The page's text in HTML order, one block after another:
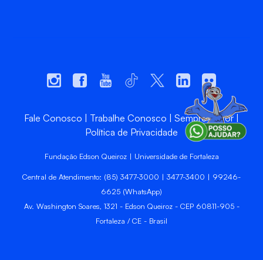
Fale Conosco Trabalhe Conosco
Sempre Unifor
Política de Privacidade
Fundação Edson Queiroz | Universidade de Fortaleza
Central de Atendimento: (85) 3477-3000 | 3477-3400 | 99246-
6625 (WhatsApp)
Av. Washington Soares, 1321 - Edson Queiroz - CEP 60811-905 -
Fortaleza / CE - Brasil